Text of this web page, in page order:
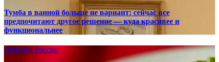
Тумба в ванной больше не вариант: сейчас все
предпочитают другое решение — куда красивее и
функциональнее
Новости России